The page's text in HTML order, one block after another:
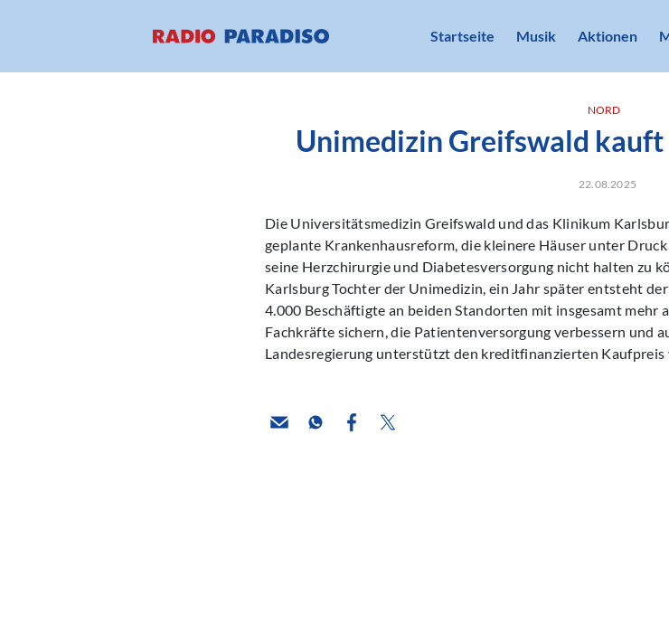
Startseite Musik Aktionen
NORD
Unimedizin Greifswald
22.08.2025
Die Universitätsmedizin Greifswald und das Klinikum
geplante Krankenhausreform, die kleinere Häuser unter
seine Herzchirurgie und Diabetesversorgung nicht halten zu
Karlsburg Tochter der Unimedizin, ein Jahr später entsteht
4.000 Beschäftigte an beiden Standorten mit insgesamt mehr
Fachkräfte sichern, die Patientenversorgung verbessern und
Landesregierung unterstützt den kreditfinanzierten